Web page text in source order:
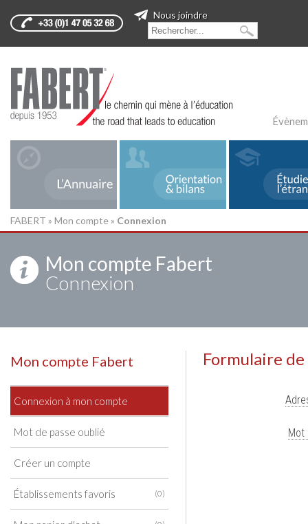
Nous joindre
FABERT » Mon compte » Connexion
Mon compte Fabert
Connexion
Mon compte Fabert
Connexion à mon compte
Mot de passe oublié
Créer un compte
(0)
Établissements favoris
Formulaire
Mot